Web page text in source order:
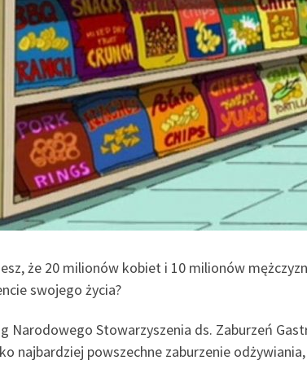
że 20 milionów kobiet i 10 milionów
swojego życia?
Narodowego Stowarzyszenia ds. Zaburzeń
najbardziej powszechne zaburzenie